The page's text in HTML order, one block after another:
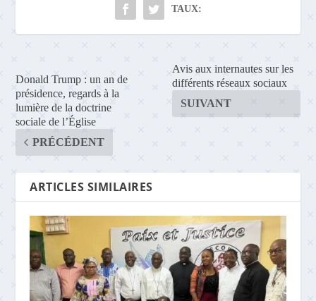
TAUX:
Donald Trump : un an de
présidence, regards à la
lumière de la doctrine
sociale de l’Église
PRÉCÉDENT
Avis aux internautes sur les
différents réseaux sociaux
SUIVANT
ARTICLES SIMILAIRES